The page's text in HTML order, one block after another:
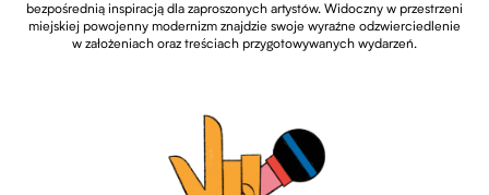
bezpośrednią inspiracją dla zaproszonych artystów. Widoczny w przestrzeni
miejskiej powojenny modernizm znajdzie swoje wyraźne odzwierciedlenie
w założeniach oraz treściach przygotowywanych wydarzeń.